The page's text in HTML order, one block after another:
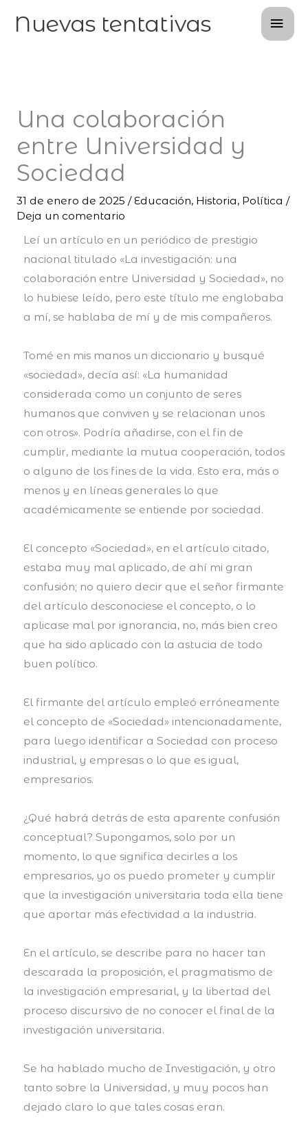
Nuevas tentativas
Una colaboración
entre Universidad y
Sociedad
31 de enero de 2025 / Educación, Historia, Política /
Deja un comentario
Leí un artículo en un periódico de prestigio
nacional titulado «La investigación: una
colaboración entre Universidad y Sociedad», no
lo hubiese leído, pero este título me englobaba
a mí, se hablaba de mí y de mis compañeros.
Tomé en mis manos un diccionario y busqué
«sociedad», decía así: «La humanidad
considerada como un conjunto de seres
humanos que conviven y se relacionan unos
con otros». Podría añadirse, con el fin de
cumplir, mediante la mutua cooperación, todos
o alguno de los fines de la vida. Esto era, más o
menos y en líneas generales lo que
académicamente se entiende por sociedad.
El concepto «Sociedad», en el artículo citado,
estaba muy mal aplicado, de ahí mi gran
confusión; no quiero decir que el señor firmante
del artículo desconociese el concepto, o lo
aplicase mal por ignorancia, no, más bien creo
que ha sido aplicado con la astucia de todo
buen político.
El firmante del artículo empleó erróneamente
el concepto de «Sociedad» intencionadamente,
para luego identificar a Sociedad con proceso
industrial, y empresas o lo que es igual,
empresarios.
¿Qué habrá detrás de esta aparente confusión
conceptual? Supongamos, solo por un
momento, lo que significa decirles a los
empresarios, yo os puedo prometer y cumplir
que la investigación universitaria toda ella tiene
que aportar más efectividad a la industria.
En el artículo, se describe para no hacer tan
descarada la proposición, el pragmatismo de
la investigación empresarial, y la libertad del
proceso discursivo de no conocer el final de la
investigación universitaria.
Se ha hablado mucho de Investigación, y otro
tanto sobre la Universidad, y muy pocos han
dejado claro lo que tales cosas eran.